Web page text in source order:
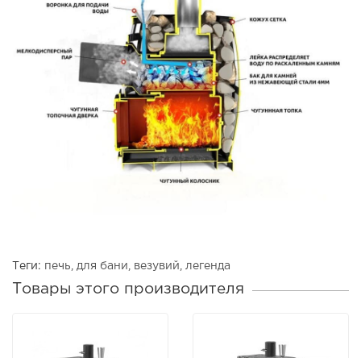
Теги: печь для бани везувий легенда
Товары этого производителя